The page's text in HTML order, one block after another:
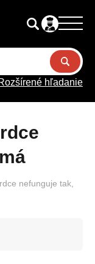
hľadanie
nefunguje tak,